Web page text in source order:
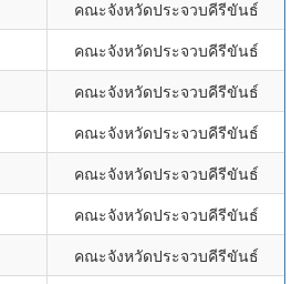
คณะจังหวัดประจวบคีรีขันธ์
คณะจังหวัดประจวบคีรีขันธ์
คณะจังหวัดประจวบคีรีขันธ์
คณะจังหวัดประจวบคีรีขันธ์
คณะจังหวัดประจวบคีรีขันธ์
คณะจังหวัดประจวบคีรีขันธ์
คณะจังหวัดประจวบคีรีขันธ์